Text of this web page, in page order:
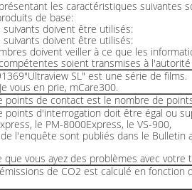
les caractéristiques suivantes
de base:
suivants doivent être utilisés:
suivants doivent être utilisés:
doivent veiller à ce que les
soient transmises à
SL" est une série de films.
vous en prie, mCare300.
points de contact est le nombre de
points d'interrogation doit être égal ou
le PM-8000Express, le VS-900,
l'enquête sont publiés dans le Bulletin
que vous ayez des problèmes avec votre
de CO2 est calculé en fonction